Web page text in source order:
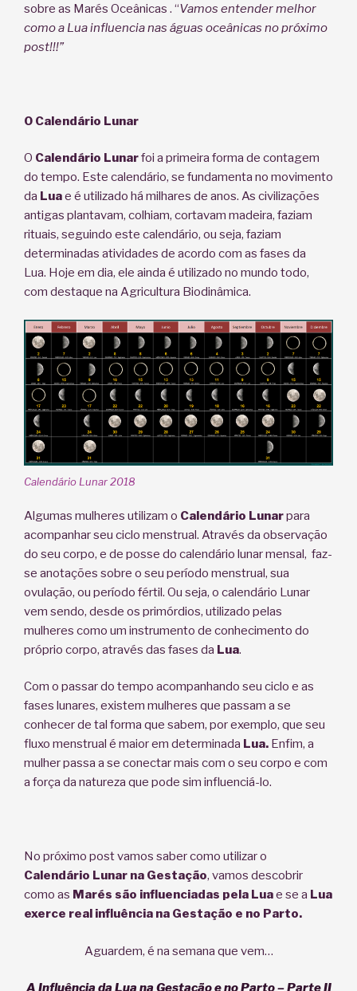
sobre as Marés Oceânicas . “Vamos entender melhor
como a Lua influencia nas águas oceânicas no próximo
post!!!”
O Calendário Lunar
O Calendário Lunarfoi a primeira forma de contagem
do tempo. Este calendário, se fundamenta no movimento
da Luae é utilizado há milhares de anos. As civilizações
antigas plantavam, colhiam, cortavam madeira, faziam
rituais, seguindo este calendário, ou seja, faziam
determinadas atividades de acordo com as fases da
Lua. Hoje em dia, ele ainda é utilizado no mundo todo,
com destaque na Agricultura Biodinâmica.
Calendário Lunar 2018
Algumas mulheres utilizam o Calendário Lunarpara
acompanhar seu ciclo menstrual. Através da observação
do seu corpo, e de posse do calendário lunar mensal, faz-
se anotações sobre o seu período menstrual, sua
ovulação, ou período fértil. Ou seja, o calendário Lunar
vem sendo, desde os primórdios, utilizado pelas
mulheres como um instrumento de conhecimento do
próprio corpo, através das fases da Lua.
Com o passar do tempo acompanhando seu ciclo e as
fases lunares, existem mulheres que passam a se
conhecer de tal forma que sabem, por exemplo, que seu
fluxo menstrual é maior em determinada Lua. Enfim, a
mulher passa a se conectar mais com o seu corpo e com
a força da natureza que pode sim influenciá-lo.
No próximo post vamos saber como utilizar o
Calendário Lunar na Gestação, vamos descobrir
como as Marés são influenciadas pela Luae se a Lua
exerce real influência na Gestação e no Parto.
Aguardem, é na semana que vem…
A Influência da Lua na Gestação e no Parto – Parte II